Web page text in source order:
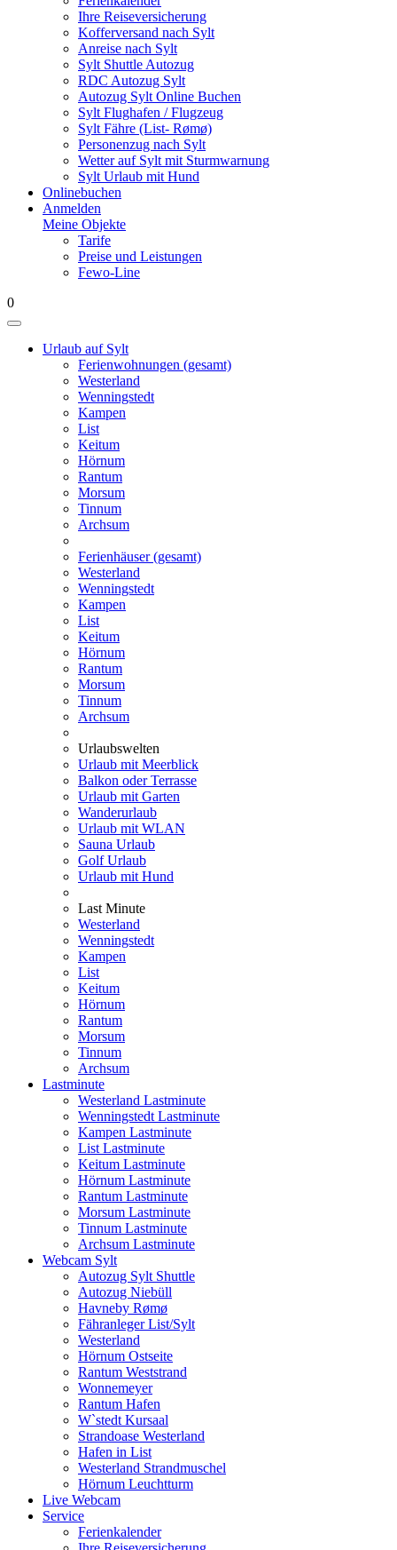
Ihre Reiseversicherung
Kofferversand nach Sylt
Anreise nach Sylt
Sylt Shuttle Autozug
RDC Autozug Sylt
Autozug Sylt Online Buchen
Sylt Flughafen / Flugzeug
Sylt Fähre (List- Rømø)
Personenzug nach Sylt
Wetter auf Sylt mit Sturmwarnung
Sylt Urlaub mit Hund
Onlinebuchen
Anmelden
Meine Objekte
Tarife
Preise und Leistungen
Fewo-Line
0
Urlaub auf Sylt
Ferienwohnungen (gesamt)
Westerland
Wenningstedt
Kampen
List
Keitum
Hörnum
Rantum
Morsum
Tinnum
Archsum
Ferienhäuser (gesamt)
Westerland
Wenningstedt
Kampen
List
Keitum
Hörnum
Rantum
Morsum
Tinnum
Archsum
Urlaubswelten
Urlaub mit Meerblick
Balkon oder Terrasse
Urlaub mit Garten
Wanderurlaub
Urlaub mit WLAN
Sauna Urlaub
Golf Urlaub
Urlaub mit Hund
Last Minute
Westerland
Wenningstedt
Kampen
List
Keitum
Hörnum
Rantum
Morsum
Tinnum
Archsum
Lastminute
Westerland Lastminute
Wenningstedt Lastminute
Kampen Lastminute
List Lastminute
Keitum Lastminute
Hörnum Lastminute
Rantum Lastminute
Morsum Lastminute
Tinnum Lastminute
Archsum Lastminute
Webcam Sylt
Autozug Sylt Shuttle
Autozug Niebüll
Havneby Rømø
Fähranleger List/Sylt
Westerland
Hörnum Ostseite
Rantum Weststrand
Wonnemeyer
Rantum Hafen
W`stedt Kursaal
Strandoase Westerland
Hafen in List
Westerland Strandmuschel
Hörnum Leuchtturm
Live Webcam
Service
Ferienkalender